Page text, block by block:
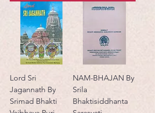
Lord Sri
Jagannath By
Srimad Bhakti
NAM-BHAJAN By
Srila
Bhaktisiddhanta